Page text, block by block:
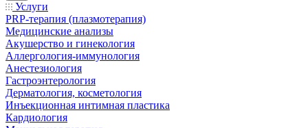
Услуги
PRP-терапия (плазмотерапия)
Медицинские анализы
Акушерство и гинекология
Аллергология-иммунология
Анестезиология
Гастроэнтерология
Дерматология, косметология
Инъекционная интимная пластика
Кардиология